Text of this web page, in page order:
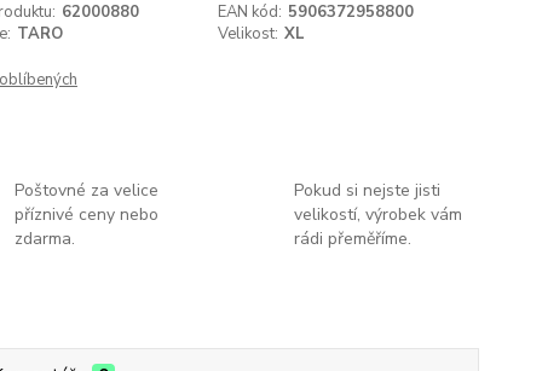
62000880 EAN kód: 5906372958800
TARO Velikost: XL
Poštovné za velice
příznivé ceny nebo
zdarma.
Pokud si nejste jisti
velikostí, výrobek vám
rádi přeměříme.